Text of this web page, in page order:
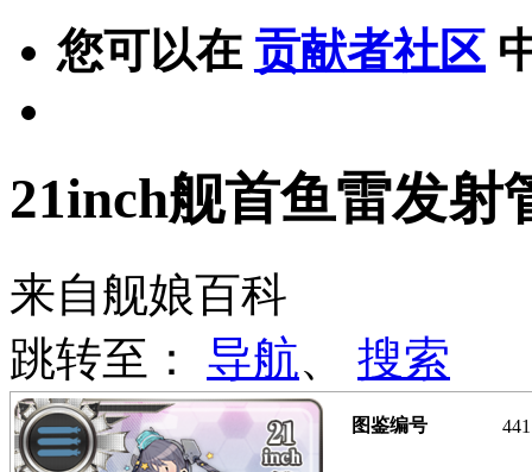
您可以在 贡献者社区
21inch舰首鱼雷发射
来自舰娘百科
跳转至： 导航、 搜索
图鉴编号 441